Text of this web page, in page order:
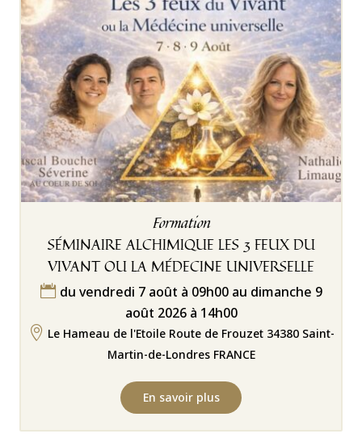
Formation
SÉMINAIRE ALCHIMIQUE LES 3 FEUX DU
VIVANT OU LA MÉDECINE UNIVERSELLE
 du vendredi 7 août à 09h00 au dimanche 9
août 2026 à 14h00
 Le Hameau de l'Etoile Route de Frouzet 34380 Saint-
Martin-de-Londres FRANCE
En savoir plus